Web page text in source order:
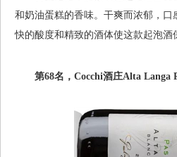
和奶油蛋糕的香味。干爽而浓郁，
快的酸度和精致的酒体使这款起泡酒
第68名，Cocchi酒庄Alta Langa